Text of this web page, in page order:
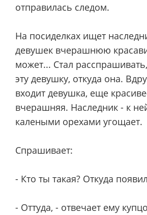
отправилась следом.
На посиделках ищет
девушек вчерашнюю
может... Стал
эту девушку, откуда она.
входит девушка, еще
вчерашняя. Наследник - к
калеными орехами угощает.
Спрашивает:
- Кто ты такая? Откуда
- Оттуда, - отвечает ему